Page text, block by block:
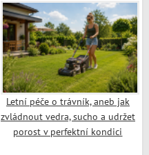
Letní péče o trávník, aneb jak
zvládnout vedra, sucho a udržet
porost v perfektní kondici